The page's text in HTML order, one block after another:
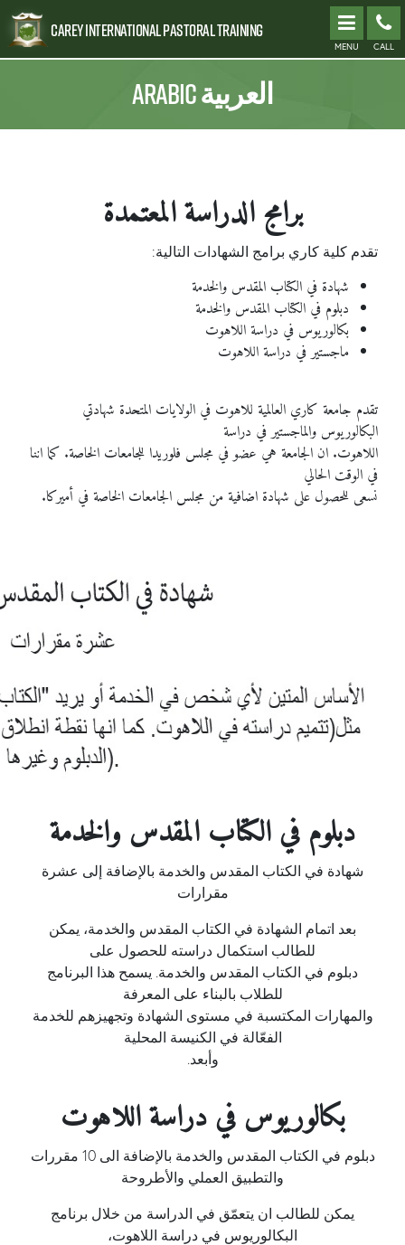
Carey International Pastoral Training
MENU CALL
Arabic العربية
برامج الدراسة المعتمدة
تقدم كلية كاري برامج الشهادات التالية:
شهادة في الكتاب المقدس والخدمة
دبلوم في الكتاب المقدس والخدمة
بكالوريوس في دراسة اللاهوت
ماجستير في دراسة اللاهوت
تقدم جامعة كاري العالمية للاهوت في الولايات المتحدة شهادتي
البكالوريوس والماجستير في دراسة
اللاهوت. ان الجامعة هي عضو في مجلس فلوريدا للجامعات الخاصة. كما اننا
في الوقت الحالي
نسعى للحصول على شهادة اضافية من مجلس الجامعات الخاصة في أميركا.
دبلوم في الكتاب المقدس والخدمة
شهادة في الكتاب المقدس والخدمة بالإضافة إلى عشرة
مقرارات
بعد اتمام الشهادة في الكتاب المقدس والخدمة، يمكن
للطالب استكمال دراسته للحصول على
دبلوم في الكتاب المقدس والخدمة. يسمح هذا البرنامج
للطلاب بالبناء على المعرفة
والمهارات المكتسبة في مستوى الشهادة وتجهيزهم للخدمة
الفعّالة في الكنيسة المحلية
وأبعد.
بكالوريوس في دراسة اللاهوت
دبلوم في الكتاب المقدس والخدمة بالإضافة الى 10 مقررات
والتطبيق العملي والأطروحة
يمكن للطالب ان يتعمّق في الدراسة من خلال برنامج
البكالوريوس في دراسة اللاهوت،